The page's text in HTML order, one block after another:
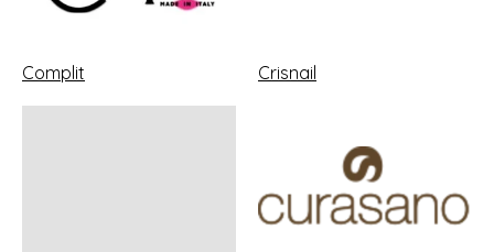
Complit Crisnail